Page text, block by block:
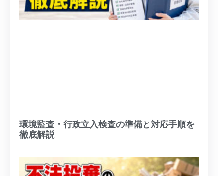
環境監査・行政立入検査の準備と対応手順を
徹底解説